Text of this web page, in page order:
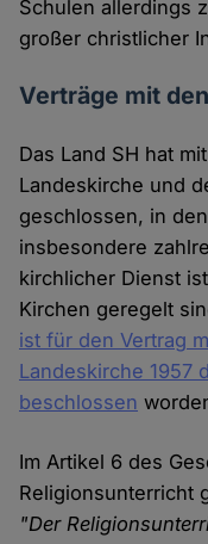
Schulen allerdings
großer christlicher
Verträge mit
Das Land SH hat
Landeskirche und
geschlossen, in
insbesondere
kirchlicher Dienst
Kirchen geregelt
ist für den Vertrag
Landeskirche 1957
beschlossen
Im Artikel 6 des
Religionsunterricht
"Der